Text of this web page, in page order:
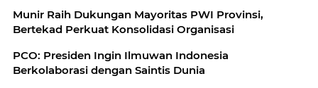
Munir Raih Dukungan Mayoritas PWI Provinsi,
Bertekad Perkuat Konsolidasi Organisasi
PCO: Presiden Ingin Ilmuwan Indonesia
Berkolaborasi dengan Saintis Dunia